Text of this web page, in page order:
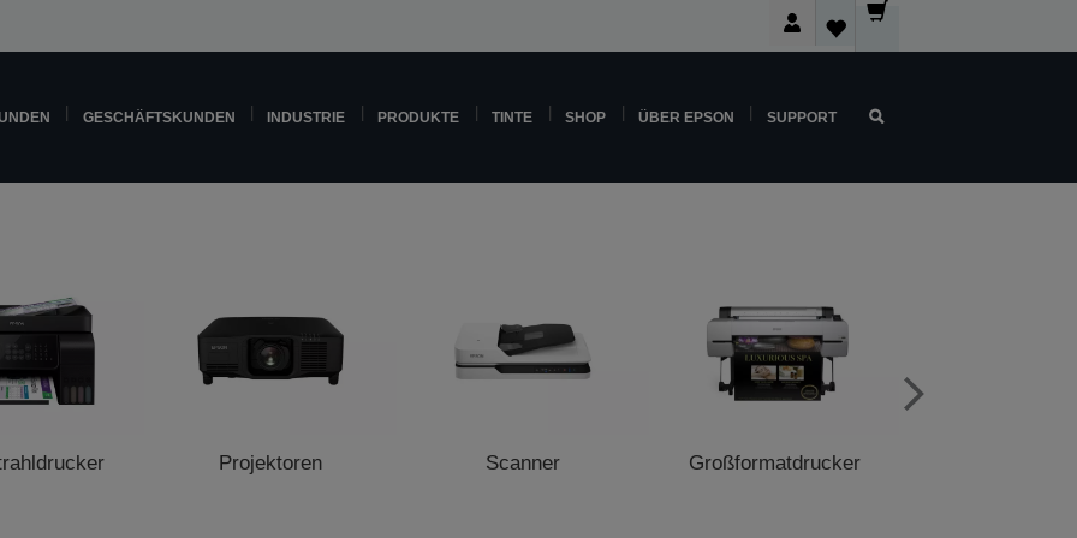
GESCHÄFTSKUNDEN INDUSTRIE PRODUKTE TINTE SHOP ÜBER EPSON SUPPORT
Projektoren Scanner Großformatdrucker